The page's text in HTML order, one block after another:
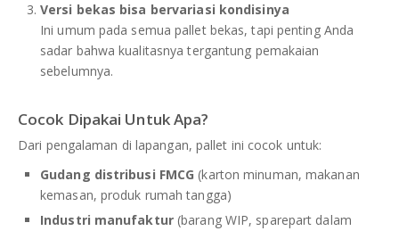
Versi bekas bisa bervariasi kondisinya
Ini umum pada semua pallet bekas, tapi penting Anda
sadar bahwa kualitasnya tergantung pemakaian
sebelumnya.
Cocok Dipakai Untuk Apa?
Dari pengalaman di lapangan, pallet ini cocok untuk:
Gudang distribusi FMCG (karton minuman, makanan
kemasan, produk rumah tangga)
Industri manufaktur(barang WIP, sparepart dalam